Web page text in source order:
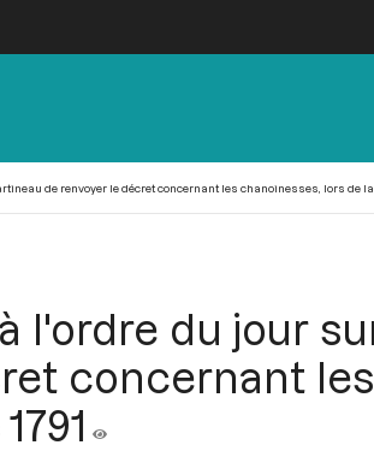
de renvoyer le décret concernant les chanoinesses, lors de la
l'ordre du jour
concernant